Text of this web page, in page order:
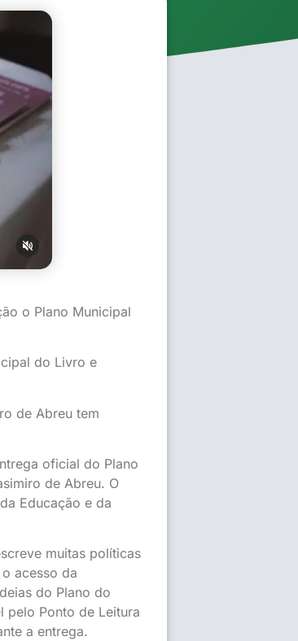
o Plano Municipal
do Livro e
de Abreu tem
oficial do Plano
de Abreu. O
Educação e da
muitas políticas
acesso da
do Plano do
pelo Ponto de Leitura
a entrega.